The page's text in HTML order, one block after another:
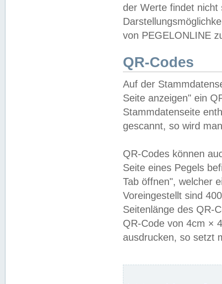
der Werte findet
von PEGELONLINE
QR-Codes
Auf der
Seite anzeigen" ein
Stammdatenseite
gescannt, so wird
QR-Codes können
Seite eines Pegels
Tab öffnen", welcher
Voreingestellt sind
Seitenlänge des QR-
QR-Code von 4cm ×
ausdrucken, so setzt